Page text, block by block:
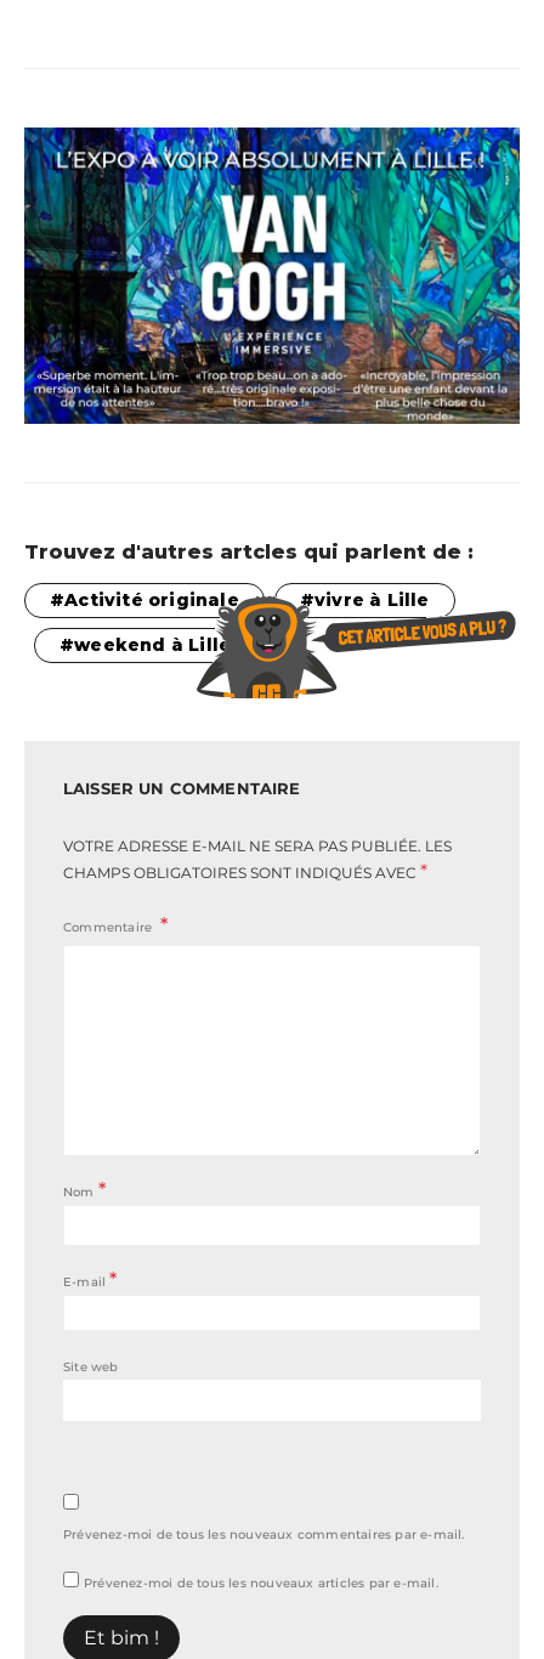
Trouvez d'autres artcles qui parlent de :
Activité originale vivre à Lille
weekend à Lille
LAISSER UN COMMENTAIRE
VOTRE ADRESSE E-MAIL NE SERA PAS PUBLIÉE. LES
CHAMPS OBLIGATOIRES SONT INDIQUÉS AVEC *
Commentaire
Nom *
E-mail*
Site web
Prévenez-moi de tous les nouveaux commentaires par e-mail.
Prévenez-moi de tous les nouveaux articles par e-mail.